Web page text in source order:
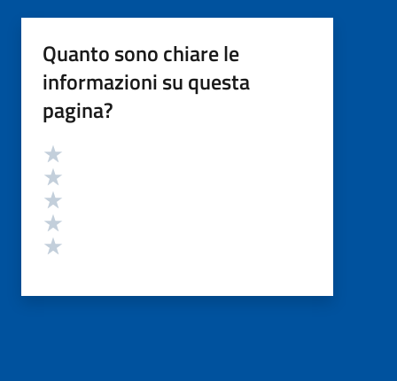
Quanto sono chiare le
informazioni su questa
pagina?
Valutazione